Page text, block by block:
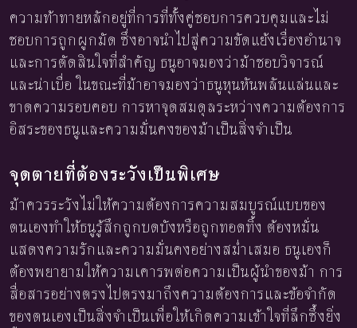
ความท้าทายหลักอยู่ที่การที่ทั้งคู่ชอบการควบคุมและไม่
ชอบการถูกผูกมัด ซึ่งอาจนำไปสู่ความขัดแย้งเรื่องอำนาจ
และการตัดสินใจที่สำคัญ ธนูอาจมองว่าม้าชอบวิจารณ์
และน่าเบื่อ ในขณะที่ม้าอาจมองว่าธนูหุนหันพลันแล่นและ
ขาดความรอบคอบ การหาจุดสมดุลระหว่างความต้องการ
อิสระของธนูและความมั่นคงของม้าเป็นสิ่งจำเป็น
จุดตายที่ต้องระวังเป็นพิเศษ
ม้าควรระวังไม่ให้ความต้องการความสมบูรณ์แบบของ
ตนเองทำให้ธนูรู้สึกถูกบดบังหรือถูกทอดทิ้ง ต้องหมั่น
แสดงความรักและความมั่นคงอย่างสม่ำเสมอ ธนูเองก็
ต้องพยายามให้ความเคารพต่อความเป็นผู้นำของม้า การ
สื่อสารอย่างตรงไปตรงมาถึงความต้องการและข้อจำกัด
ของตนเองเป็นสิ่งจำเป็นเพื่อให้เกิดความเข้าใจที่ลึกซึ้งยิ่ง